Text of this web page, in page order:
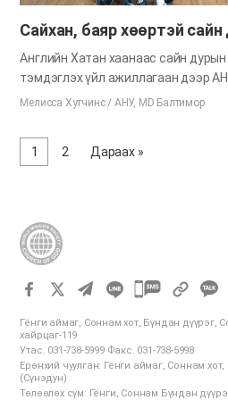
Сайхан, баяр хөөртэй
Английн Хатан хаанаас сайн
тэмдэглэх үйл ажиллагаан дээр
Бурханы сүм нийгэмд тустай хэд
туяа” ахмадын асрамжийн төв
хийж, тэнд амьдардаг ахмад
Тэндхийн ахмадууд биднийг
дахиад хэзээ ирэхийг минь асууна.
байсан тул бид ч дахиж очихыг
удаа ахмадын асрамжийн газраар
Мелисса Хутчинс / АНУ, MD Балтимор
1 2 Дараах »
카
오
공
유
Гёнги аймаг, Соннам хот, Бүндан дүүрэг,
хайрцаг-119
Утас. 031-738-5999 Факс. 031-738-5998
Ерөнхий чуулган: Гёнги аймаг, Соннам
(Сүнэдун)
Төлөөлөх сүм: Гёнги, Соннам Бүндан